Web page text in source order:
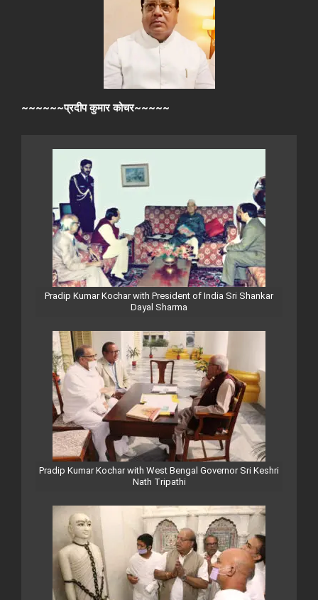
~~~~~~प्रदीप कुमार कोचर~~~~~
Pradip Kumar Kochar with President of India Sri Shankar
Dayal Sharma
Pradip Kumar Kochar with West Bengal Governor Sri Keshri
Nath Tripathi